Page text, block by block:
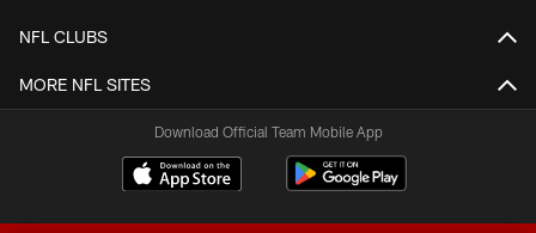
NFL CLUBS
MORE NFL SITES
Download Official Team Mobile App